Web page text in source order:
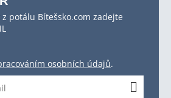
potálu Bítešsko.com zadejte
osobních údajů.